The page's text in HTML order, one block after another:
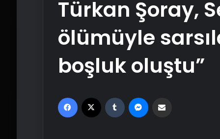
Türkan Şoray,
ölümüyle
boşluk oluştu”
Facebook Tumblr